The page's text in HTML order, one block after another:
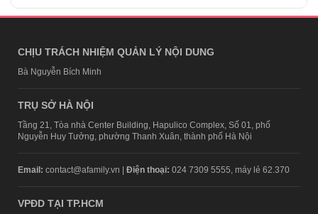
CHỊU TRÁCH NHIỆM QUẢN LÝ NỘI DUNG
Bà Nguyễn Bích Minh
TRỤ SỞ HÀ NỘI
Tầng 21, Tòa nhà Center Building, Hapulico Complex, Số 01, phố
Nguyễn Huy Tưởng, phường Thanh Xuân, thành phố Hà Nội
Email: contact@afamily.vn | Điện thoại: 024 7309 5555, máy lẻ 62.370
VPĐD TẠI TP.HCM